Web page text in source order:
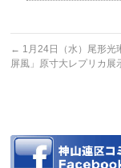
← 1月24日（水）尾形光
屏風」原寸大レプリカ展